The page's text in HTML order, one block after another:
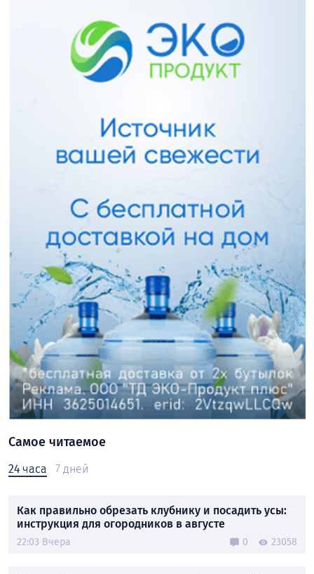
Самое читаемое
24 часа 7 дней
Как правильно обрезать клубнику и посадить усы:
инструкция для огородников в августе
22:03 Вчера 0 23058